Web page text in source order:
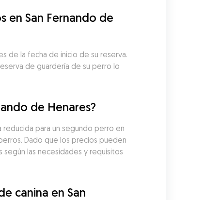
en San Fernando de
de la fecha de inicio de su reserva.
de guardería de su perro lo
de Henares?
para un segundo perro en
Dado que los precios pueden
las necesidades y requisitos
canina en San